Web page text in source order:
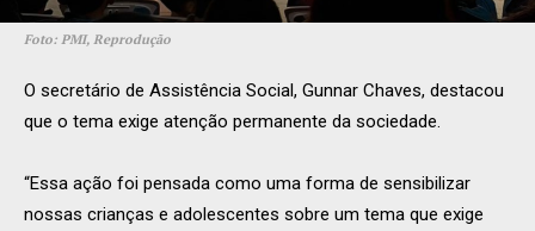
Foto: PMI, Reprodução
O secretário de Assistência Social, Gunnar Chaves, destacou
que o tema exige atenção permanente da sociedade.
“Essa ação foi pensada como uma forma de sensibilizar
nossas crianças e adolescentes sobre um tema que exige